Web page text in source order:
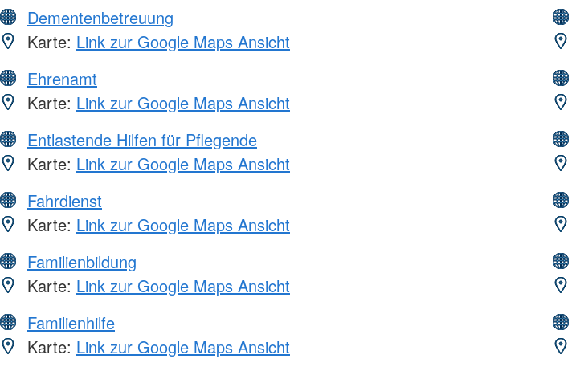
Dementenbetreuung
Karte: Link zur Google Maps Ansicht
Ehrenamt
Karte: Link zur Google Maps Ansicht
Entlastende Hilfen für Pflegende
Karte: Link zur Google Maps Ansicht
Fahrdienst
Karte: Link zur Google Maps Ansicht
Familienbildung
Karte: Link zur Google Maps Ansicht
Familienhilfe
Karte: Link zur Google Maps Ansicht